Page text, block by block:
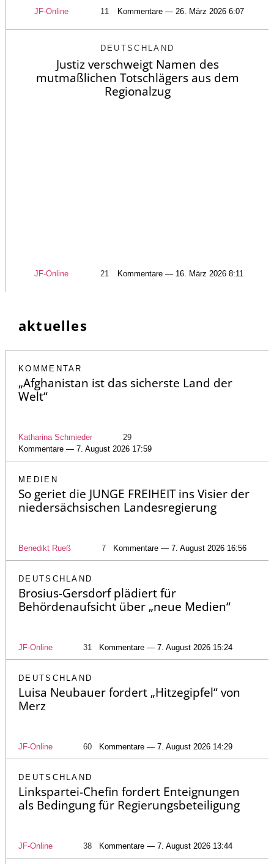
JF-Online 11 Kommentare — 26. März 2026 6:07
DEUTSCHLAND
Justiz verschweigt Namen des
mutmaßlichen Totschlägers aus dem
Regionalzug
JF-Online 21 Kommentare — 16. März 2026 8:11
aktuelles
KOMMENTAR
„Afghanistan ist das sicherste Land der
Welt“
Katharina Schmieder
29
Kommentare — 7. August 2026 17:59
MEDIEN
So geriet die JUNGE FREIHEIT ins Visier der
niedersächsischen Landesregierung
Benedikt Rueß 7 Kommentare — 7. August 2026 16:56
DEUTSCHLAND
Brosius-Gersdorf plädiert für
Behördenaufsicht über „neue Medien“
JF-Online 31 Kommentare — 7. August 2026 15:24
DEUTSCHLAND
Luisa Neubauer fordert „Hitzegipfel“ von
Merz
JF-Online 60 Kommentare — 7. August 2026 14:29
DEUTSCHLAND
Linkspartei-Chefin fordert Enteignungen
als Bedingung für Regierungsbeteiligung
JF-Online 38 Kommentare — 7. August 2026 13:44